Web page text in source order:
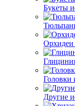
Букеты
Орхидеи
Головки
Другие